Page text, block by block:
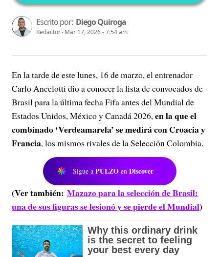
Escrito por: Diego Quiroga
Redactor Mar 17, 2026 - 7:54 am
En la tarde de este lunes, 16 de marzo, el entrenador
Carlo Ancelotti dio a conocer la lista de convocados de
Brasil para la última fecha Fifa antes del Mundial de
Estados Unidos, México y Canadá 2026,en la que el
combinado ‘Verdeamarela’ se medirá con Croacia y
Francia, los mismos rivales de la Selección Colombia.
Sigue a PULZO en Discover
(Ver también: Mazazo para la selección de Brasil:
una de sus figuras se lesionó y se pierde el Mundial)